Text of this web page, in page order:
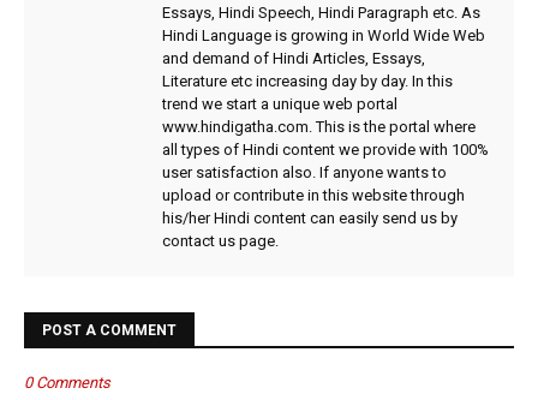
Essays, Hindi Speech, Hindi Paragraph etc. As
Hindi Language is growing in World Wide Web
and demand of Hindi Articles, Essays,
Literature etc increasing day by day. In this
trend we start a unique web portal
www.hindigatha.com. This is the portal where
all types of Hindi content we provide with 100%
user satisfaction also. If anyone wants to
upload or contribute in this website through
his/her Hindi content can easily send us by
contact us page.
POST A COMMENT
0 Comments